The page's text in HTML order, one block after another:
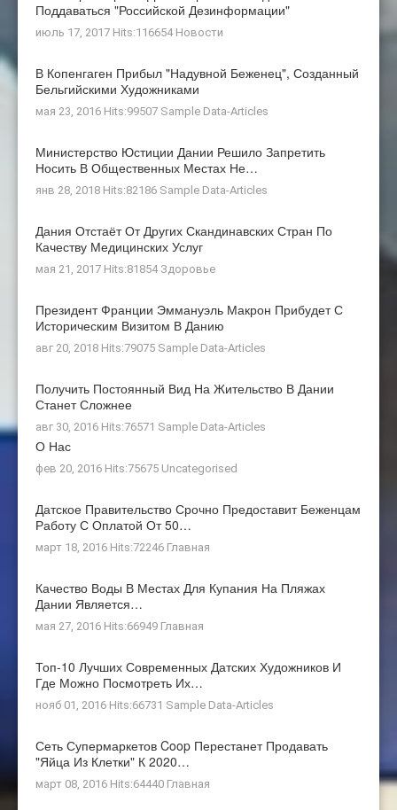
Поддаваться "российской Дезинформации"
июль 17, 2017 Hits:116654 Новости
В Копенгаген Прибыл "Надувной Беженец", Созданный
Бельгийскими Художниками
мая 23, 2016 Hits:99507 Sample Data-Articles
Министерство Юстиции Дании Решило Запретить
Носить В Общественных Местах Не…
янв 28, 2018 Hits:82186 Sample Data-Articles
Дания Отстаёт От Других Скандинавских Стран По
Качеству Медицинских Услуг
мая 21, 2017 Hits:81854 Здоровье
Президент Франции Эммануэль Макрон Прибудет С
Историческим Визитом В Данию
авг 20, 2018 Hits:79075 Sample Data-Articles
Получить Постоянный Вид На Жительство В Дании
Станет Сложнее
авг 30, 2016 Hits:76571 Sample Data-Articles
О Нас
фев 20, 2016 Hits:75675 Uncategorised
Датское Правительство Срочно Предоставит Беженцам
Работу С Оплатой От 50…
март 18, 2016 Hits:72246 Главная
Качество Воды В Местах Для Купания На Пляжах
Дании Является…
мая 27, 2016 Hits:66949 Главная
Топ-10 Лучших Современных Датских Художников И
Где Можно Посмотреть Их…
нояб 01, 2016 Hits:66731 Sample Data-Articles
Сеть Супермаркетов Coop Перестанет Продавать
"яйца Из Клетки" К 2020…
март 08, 2016 Hits:64440 Главная